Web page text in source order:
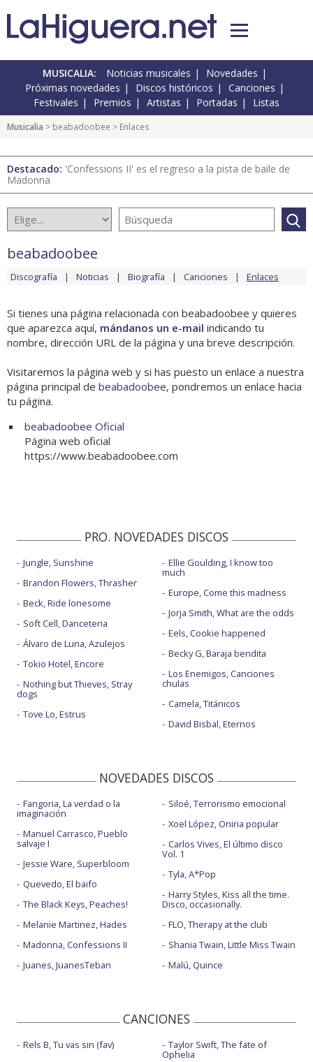
MUSICALIA: Noticias musicales
Novedades
Próximas novedades
Discos históricos
Canciones
Festivales
Premios Artistas Portadas Listas
Musicalia > beabadoobee > Enlaces
Destacado: 'Confessions II' es el regreso a la pista de baile de
Madonna
beabadoobee
Discografía Noticias Biografía Canciones Enlaces
Si tienes una página relacionada con beabadoobee y quieres
que aparezca aquí, mándanos un e-mail indicando tu
nombre, dirección URL de la página y una breve descripción.
Visitaremos la página web y si has puesto un enlace a nuestra
página principal de beabadoobee, pondremos un enlace hacia
tu página.
beabadoobee Oficial
Página web oficial
https://www.beabadoobee.com
PRO. NOVEDADES DISCOS
Jungle, Sunshine
Brandon Flowers, Thrasher
Beck, Ride lonesome
Soft Cell, Danceteria
Álvaro de Luna, Azulejos
Tokio Hotel, Encore
Nothing but Thieves, Stray
dogs
Tove Lo, Estrus
Ellie Goulding, I know too
much
Europe, Come this madness
Jorja Smith, What are the odds
Eels, Cookie happened
Becky G, Baraja bendita
Los Enemigos, Canciones
chulas
Camela, Titánicos
David Bisbal, Eternos
NOVEDADES DISCOS
Fangoria, La verdad o la
imaginación
Manuel Carrasco, Pueblo
salvaje I
Jessie Ware, Superbloom
Quevedo, El baifo
The Black Keys, Peaches!
Melanie Martinez, Hades
Madonna, Confessions II
Juanes, JuanesTeban
Siloé, Terrorismo emocional
Xoel López, Oniria popular
Carlos Vives, El último disco
Vol. 1
Tyla, A*Pop
Harry Styles, Kiss all the time.
Disco, occasionally.
FLO, Therapy at the club
Shania Twain, Little Miss Twain
Malú, Quince
CANCIONES
Rels B, Tu vas sin (fav) Taylor Swift, The fate of
Ophelia